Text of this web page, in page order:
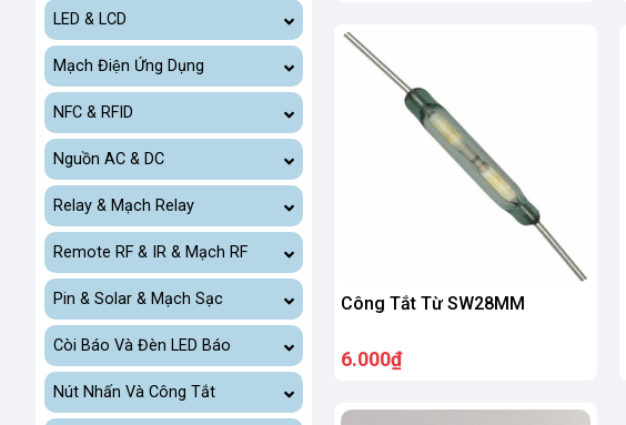
LED & LCD
Mạch Điện Ứng Dụng
NFC & RFID
Nguồn AC & DC
Relay & Mạch Relay
Remote RF & IR & Mạch RF
Pin & Solar & Mạch Sạc
Còi Báo Và Đèn LED Báo
Nút Nhấn Và Công Tắt
Công Tắt Từ SW28MM
6.000₫